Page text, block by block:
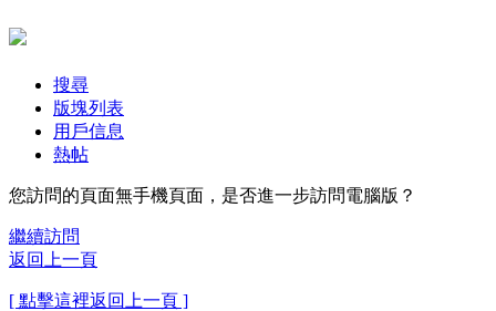
搜尋
版塊列表
用戶信息
熱帖
您訪問的頁面無手機頁面，是否進一步訪問電腦版？
繼續訪問
返回上一頁
[ 點擊這裡返回上一頁 ]